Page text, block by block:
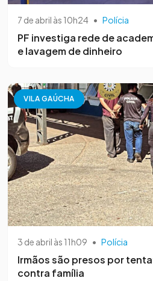
7 de abril às 10h24 • Polícia
PF investiga rede de
e lavagem de dinheiro
VILA GAÚCHA
3 de abril às 11h09 • Polícia
Irmãos são presos por
contra família